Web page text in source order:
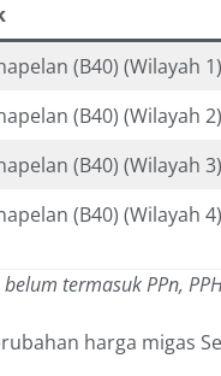
(B40) (Wilayah 1)
(B40) (Wilayah 2)
(B40) (Wilayah 3)
(B40) (Wilayah 4)
termasuk PPn,
harga migas